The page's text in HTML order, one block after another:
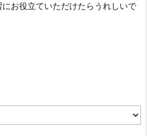
お役立ていただけたらうれしいで